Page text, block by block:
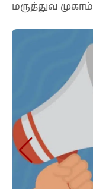
மருத்துவ முகாம்